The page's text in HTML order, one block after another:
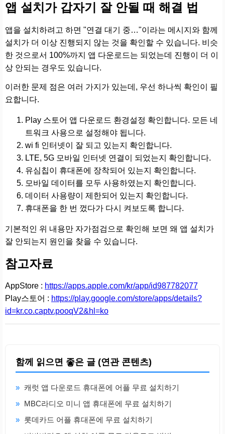
앱 설치가 갑자기 잘 안될 때 해결 법
앱을 설치하려고 하면 "연결 대기 중…"이라는 메시지와 함께
설치가 더 이상 진행되지 않는 것을 확인할 수 있습니다. 비슷
한 것으로서 100%까지 앱 다운로드는 되었는데 진행이 더 이
상 안되는 경우도 있습니다.
이러한 문제 점은 여러 가지가 있는데, 우선 하나씩 확인이 필
요합니다.
Play 스토어 앱 다운로드 환경설정 확인합니다. 모든 네
트워크 사용으로 설정해야 됩니다.
wi fi 인터넷이 잘 되고 있는지 확인합니다.
LTE, 5G 모바일 인터넷 연결이 되었는지 확인합니다.
유심칩이 휴대폰에 장착되어 있는지 확인합니다.
모바일 데이터를 모두 사용하였는지 확인합니다.
데이터 사용량이 제한되어 있는지 확인합니다.
휴대폰을 한 번 껐다가 다시 켜보도록 합니다.
기본적인 위 내용만 자가점검으로 확인해 보면 왜 앱 설치가
잘 안되는지 원인을 찾을 수 있습니다.
참고자료
AppStore : https://apps.apple.com/kr/app/id987782077
Play스토어 : https://play.google.com/store/apps/details?
id=kr.co.captv.pooqV2&hl=ko
함께 읽으면 좋은 글 (연관 콘텐츠)
» 캐럿 앱 다운로드 휴대폰에 어플 무료 설치하기
» MBC라디오 미니 앱 휴대폰에 무료 설치하기
» 롯데카드 어플 휴대폰에 무료 설치하기